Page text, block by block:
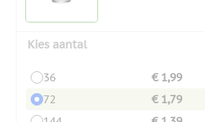
Kies aantal
36
€ 1,99
72
€ 1,79